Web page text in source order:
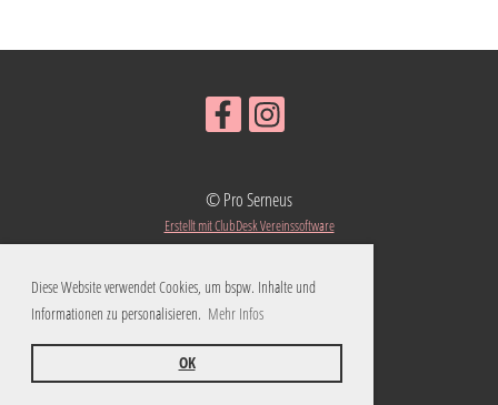
Diese Website verwendet Cookies, um bspw. Inhalte und
Informationen zu personalisieren. Mehr Infos
OK
© Pro Serneus
Erstellt mit ClubDesk Vereinssoftware
Impressum
Datenschutz